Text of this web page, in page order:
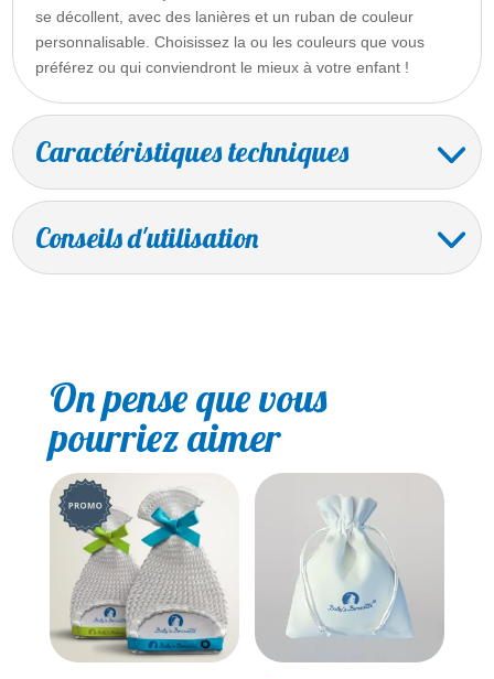
se décollent, avec des lanières et un ruban de couleur
personnalisable. Choisissez la ou les couleurs que vous
préférez ou qui conviendront le mieux à votre enfant !
Caractéristiques techniques
Conseils d'utilisation
On pense que vous
pourriez aimer
Promo !